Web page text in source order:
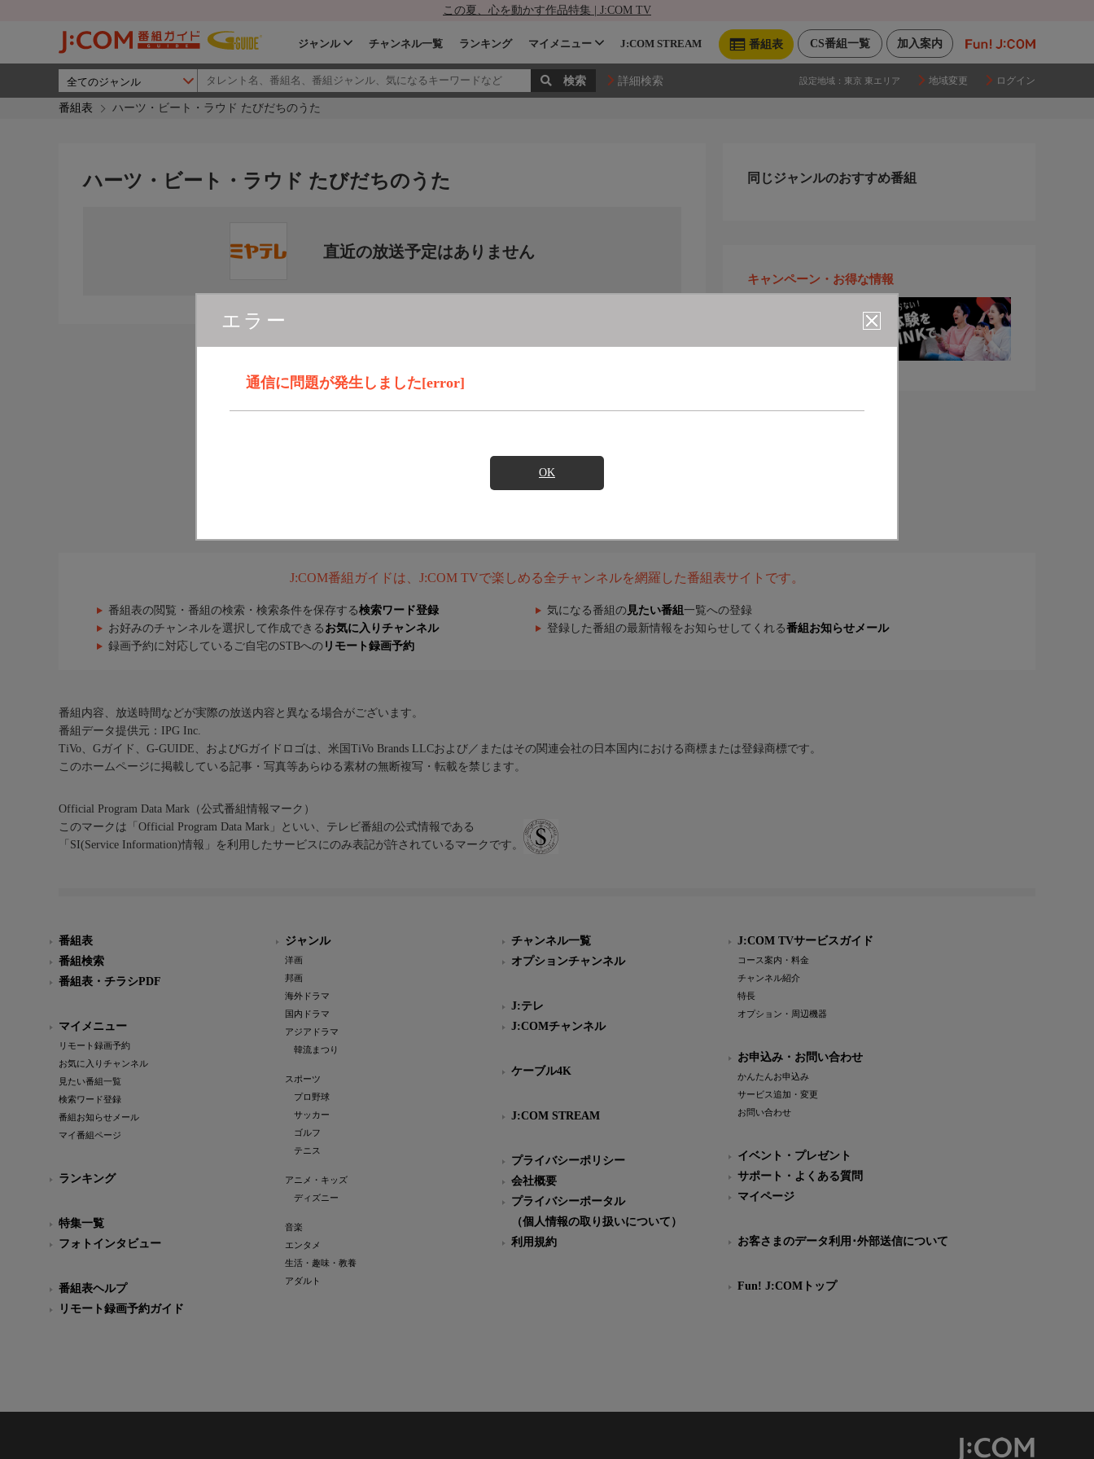
この夏、心を動かす作品特集 | J:COM TV
加入案内
CS番組一覧
番組表
ジャンル チャンネル一覧 ランキング マイメニュー J:COM STREAM
詳細検索 設定地域： 東京 東エリア 地域変更 ログイン
番組表 ハーツ・ビート・ラウド たびだちのうた
エラー
通信に問題が発生しました[error]
OK
ハーツ・ビート・ラウド たびだちのうた
直近の放送予定はありません
同じジャンルのおすすめ番組
キャンペーン・お得な情報
J:COM番組ガイドは、J:COM TVで楽しめる全チャンネルを網羅した番組表サイトです。
番組表の閲覧・番組の検索・検索条件を保存する検索ワード登録 気になる番組の 見たい番組 一覧への登録
お好みのチャンネルを選択して作成できる お気に入りチャンネル 登録した番組の最新情報をお知らせしてくれる番組お知らせメール
録画予約に対応しているご自宅のSTBへの リモート録画予約
番組内容、放送時間などが実際の放送内容と異なる場合がございます。
番組データ提供元：IPG Inc.
TiVo、Gガイド、G-GUIDE、およびGガイドロゴは、米国TiVo Brands LLCおよび／またはその関連会社の日本国内における商標または登録商標です。
このホームページに掲載している記事・写真等あらゆる素材の無断複写・転載を禁じます。
Official Program Data Mark（公式番組情報マーク）
このマークは「Official Program Data Mark」といい、テレビ番組の公式情報である
「SI(Service Information)情報」を利用したサービスにのみ表記が許されているマークです。
番組表
番組検索
番組表・チラシPDF
マイメニュー
リモート録画予約
お気に入りチャンネル
見たい番組一覧
検索ワード登録
番組お知らせメール
マイ番組ページ
ランキング
特集一覧
フォトインタビュー
番組表ヘルプ
リモート録画予約ガイド
ジャンル
洋画
邦画
海外ドラマ
国内ドラマ
アジアドラマ
韓流まつり
スポーツ
プロ野球
サッカー
ゴルフ
テニス
アニメ・キッズ
ディズニー
音楽
エンタメ
生活・趣味・教養
アダルト
チャンネル一覧
オプションチャンネル
J:テレ
J:COMチャンネル
ケーブル4K
J:COM STREAM
プライバシーポリシー
会社概要
プライバシーポータル
（個人情報の取り扱いについて）
利用規約
J:COM TVサービスガイド
コース案内・料金
チャンネル紹介
特長
オプション・周辺機器
お申込み・お問い合わせ
かんたんお申込み
サービス追加・変更
お問い合わせ
イベント・プレゼント
サポート・よくある質問
マイページ
お客さまのデータ利用･外部送信について
Fun! J:COMトップ